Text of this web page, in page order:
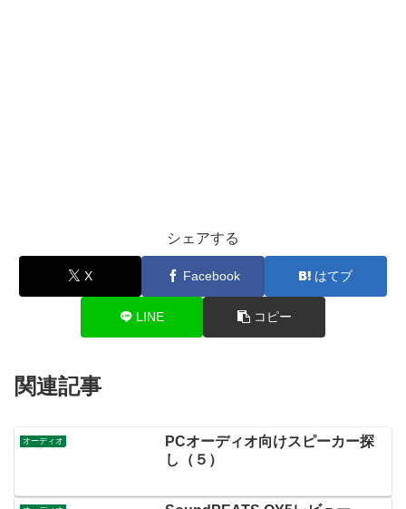
シェアする
X Facebook はてブ
LINE コピー
関連記事
オーディオ
PCオーディオ向けスピーカー探
し（５）